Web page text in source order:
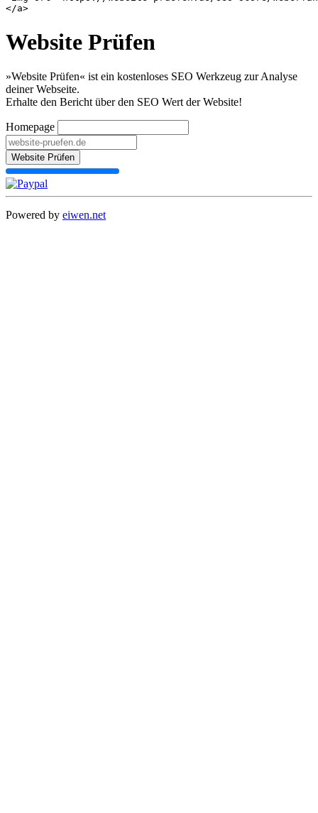
Website Prüfen
»Website Prüfen« ist ein kostenloses SEO Werkzeug zur Analyse
deiner Webseite.
Erhalte den Bericht über den SEO Wert der Website!
Homepage
Website Prüfen
Powered by eiwen.net